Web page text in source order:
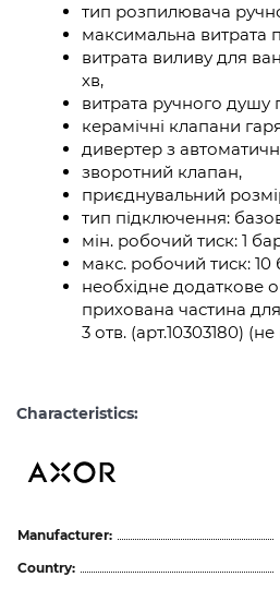
тип розпилювача
максимальна витрата
витрата виливу для
хв,
витрата ручного душу
керамічні клапани
дивертер з
зворотний клапан,
приєднувальний
тип підключення:
мін. робочий тиск: 1
макс. робочий тиск: 10
необхідне додаткове
прихована частина
3 отв. (арт.10303180)
Characteristics:
Manufacturer:
Country: